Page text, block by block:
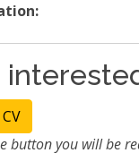
button you will be